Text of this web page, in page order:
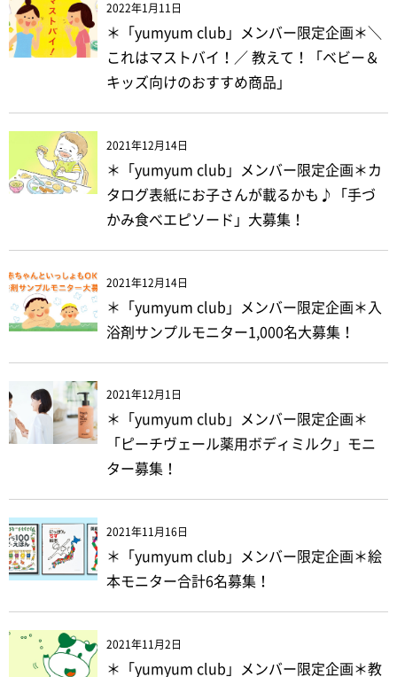
2022年1月11日
＊「yumyum club」メンバー限定企画＊＼
これはマストバイ！／ 教えて！「ベビー＆
キッズ向けのおすすめ商品」
2021年12月14日
＊「yumyum club」メンバー限定企画＊カ
タログ表紙にお子さんが載るかも♪「手づ
かみ食べエピソード」大募集！
2021年12月14日
＊「yumyum club」メンバー限定企画＊入
浴剤サンプルモニター1,000名大募集！
2021年12月1日
＊「yumyum club」メンバー限定企画＊
「ピーチヴェール薬用ボディミルク」モニ
ター募集！
2021年11月16日
＊「yumyum club」メンバー限定企画＊絵
本モニター合計6名募集！
2021年11月2日
＊「yumyum club」メンバー限定企画＊教